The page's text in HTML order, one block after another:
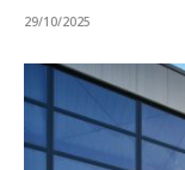
29/10/2025